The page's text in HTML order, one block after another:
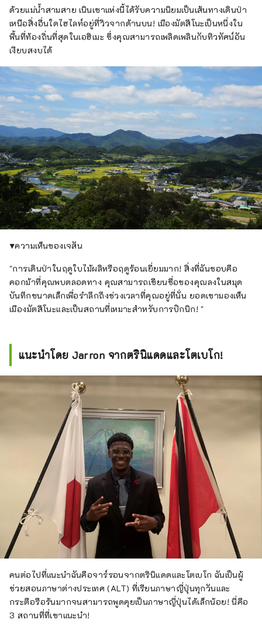
ด้วยแม่น้ำสามสาย เนินเขาแห่งนี้ได้รับความนิยมเป็นเส้นทางเดินป่า
เหนือสิ่งอื่นใดไฮไลท์อยู่ที่วิวจากด้านบน! เมืองมัตสึโนะเป็นหนึ่งใน
พื้นที่ท้องถิ่นที่สุดในเอฮิเมะ ซึ่งคุณสามารถเพลิดเพลินกับทิวทัศน์อัน
เงียบสงบได้
▼ความเห็นของเจสัน
"การเดินป่าในฤดูใบไม้ผลิหรือฤดูร้อนเยี่ยมมาก! สิ่งที่ฉันชอบคือ
คอกม้าที่คุณพบตลอดทาง คุณสามารถเขียนชื่อของคุณลงในสมุด
บันทึกขนาดเล็กเพื่อรำลึกถึงช่วงเวลาที่คุณอยู่ที่นั่น ยอดเขามองเห็น
เมืองมัตสึโนะและเป็นสถานที่เหมาะสำหรับการปิกนิก! "
แนะนำโดย Jarron จากตรินิแดดและโตเบโก!
คนต่อไปที่แนะนำฉันคือจาร์รอนจากตรินิแดดและโตเบโก ฉันเป็นผู้
ช่วยสอนภาษาต่างประเทศ (ALT) ที่เรียนภาษาญี่ปุ่นทุกวันและ
กระตือรือร้นมากจนสามารถพูดคุยเป็นภาษาญี่ปุ่นได้เล็กน้อย! นี่คือ
3 สถานที่ที่เขาแนะนำ!